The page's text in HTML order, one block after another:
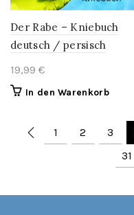
Der Rabe – Kniebuch
deutsch / persisch
19,99 €
In den Warenkorb
1 2 3
31